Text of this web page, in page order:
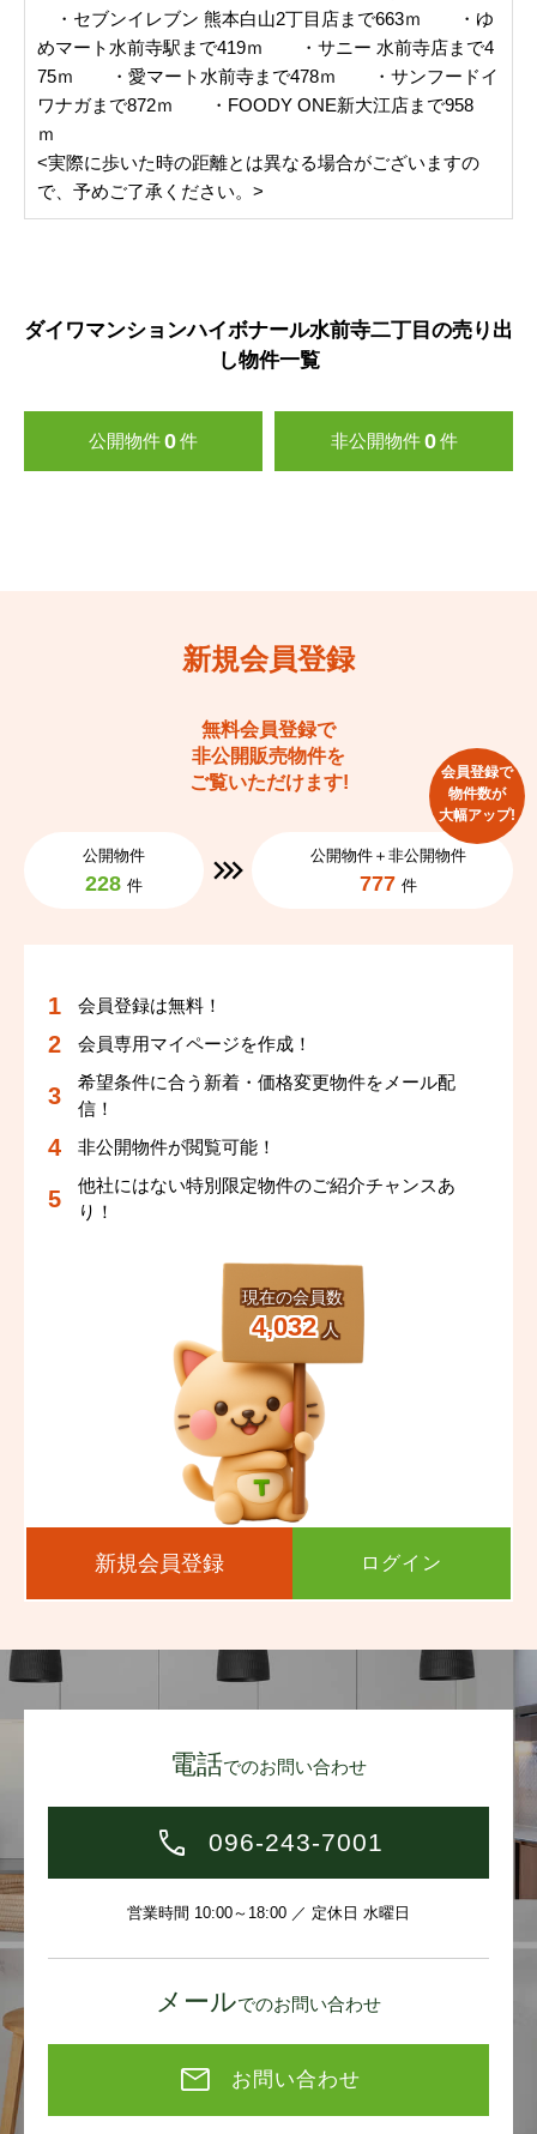
・セブンイレブン 熊本白山2丁目店まで663ｍ ・ゆ
めマート水前寺駅まで419ｍ ・サニー 水前寺店まで4
75ｍ ・愛マート水前寺まで478ｍ ・サンフードイ
ワナガまで872ｍ ・FOODY ONE新大江店まで958
ｍ
<実際に歩いた時の距離とは異なる場合がございますの
で、予めご了承ください。>
ダイワマンションハイボナール水前寺二丁目の売り出
し物件一覧
公開物件0件 非公開物件 0 件
新規会員登録
無料会員登録で
非公開販売物件を
ご覧いただけます!
公開物件
228 件
公開物件＋非公開物件
777 件
会員登録で
物件数が
大幅アップ!
現在の会員数
4,032 人
会員登録は無料！
会員専用マイページを作成！
希望条件に合う新着・価格変更物件をメール配
信！
非公開物件が閲覧可能！
他社にはない特別限定物件のご紹介チャンスあ
り！
新規会員登録 ログイン
電話でのお問い合わせ
096-243-7001
営業時間 10:00～18:00 ／ 定休日 水曜日
メールでのお問い合わせ
お問い合わせ